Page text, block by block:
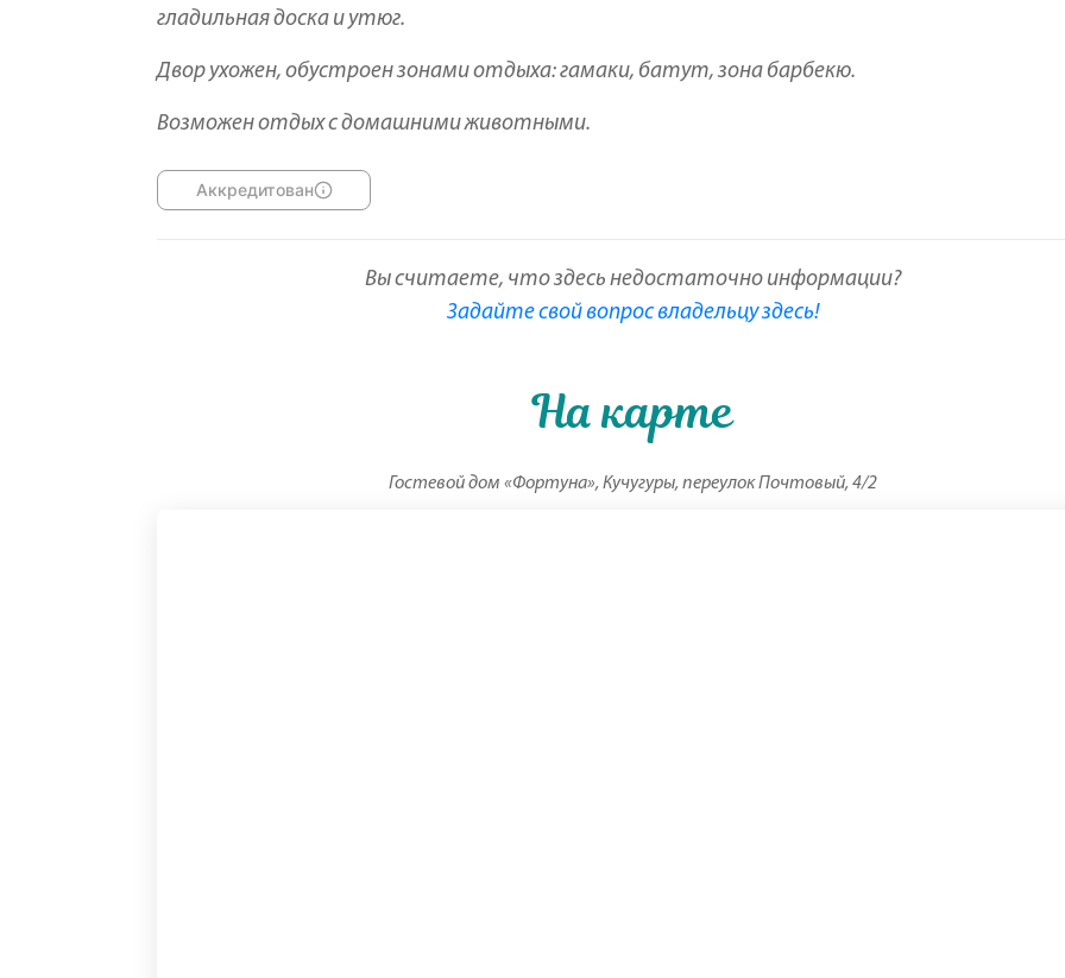
гладильная доска и утюг.
Двор ухожен, обустроен зонами отдыха: гамаки, батут, зона барбекю.
Возможен отдых с домашними животными.
Аккредитован
Вы считаете, что здесь недостаточно информации?
Задайте свой вопрос владельцу здесь!
На карте
Гостевой дом «Фортуна», Кучугуры, переулок Почтовый, 4/2